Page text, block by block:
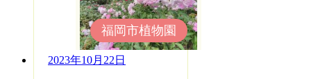
2023年10月22日
福岡市植物園